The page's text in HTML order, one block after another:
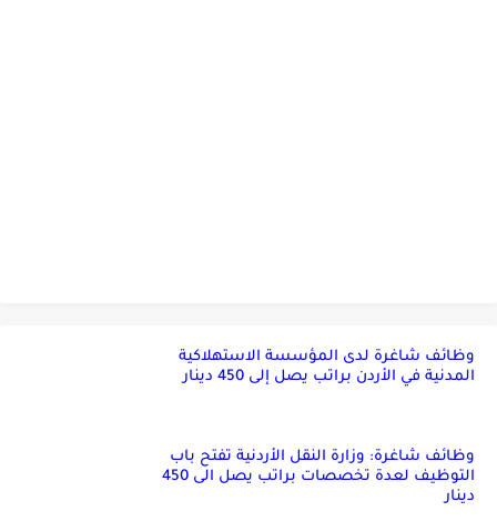
وظائف شاغرة لدى المؤسسة الاستهلاكية
المدنية في الأردن براتب يصل إلى 450 دينار
وظائف شاغرة: وزارة النقل الأردنية تفتح باب
التوظيف لعدة تخصصات براتب يصل الى 450
دينار